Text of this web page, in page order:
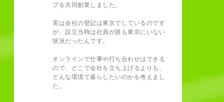
プを共同創業しました。
実は会社の登記は東京でしているのです
が、設立当時は社員が誰も東京にいない
状況だったんです。
オンラインで仕事や打ち合わせはできる
ので、どこで会社を立ち上げるよりも、
どんな環境で暮らしたいのかを考えまし
た。